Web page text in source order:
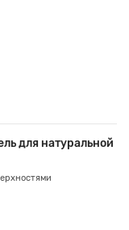
для натуральной